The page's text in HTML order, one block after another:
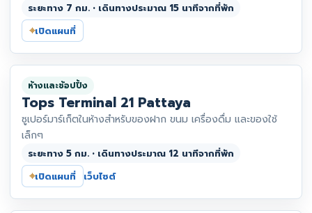
ระยะทาง 7 กม. • เดินทางประมาณ 15 นาทีจากที่พัก
⌖เปิดแผนที่
ห้างและช้อปปิ้ง
Tops Terminal 21 Pattaya
ซูเปอร์มาร์เก็ตในห้างสำหรับของฝาก ขนม เครื่องดื่ม และของใช้
เล็กๆ
ระยะทาง 5 กม. • เดินทางประมาณ 12 นาทีจากที่พัก
⌖เปิดแผนที่ เว็บไซต์